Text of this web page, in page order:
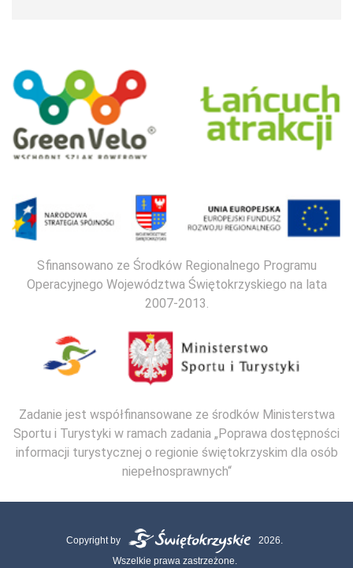
Sfinansowano ze Środków Regionalnego Programu
Operacyjnego Województwa Świętokrzyskiego na lata
2007-2013.
Zadanie jest współfinansowane ze środków Ministerstwa
Sportu i Turystyki w ramach zadania „Poprawa dostępności
informacji turystycznej o regionie świętokrzyskim dla osób
niepełnosprawnych“
Copyright by
2026.
Wszelkie prawa zastrzeżone.